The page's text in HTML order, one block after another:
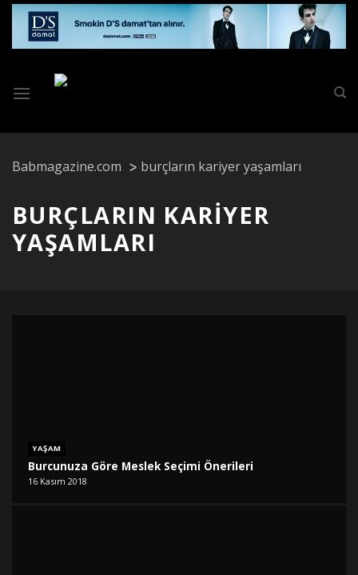
Skip
content
Babmagazine.com burçların kariyer yaşamları
BURÇLARIN KARIYER
YAŞAMLARI
YAŞAM
Burcunuza Göre Meslek Seçimi Önerileri
16 Kasım 2018